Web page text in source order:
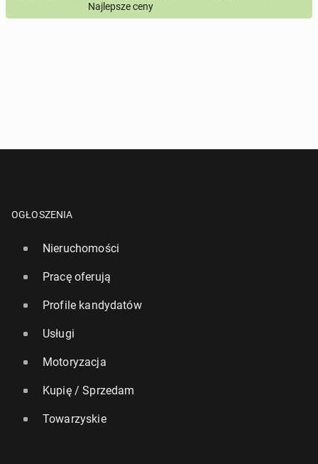
Najlepsze ceny
OGŁOSZENIA
Nieruchomości
Pracę oferują
Profile kandydatów
Usługi
Motoryzacja
Kupię / Sprzedam
Towarzyskie